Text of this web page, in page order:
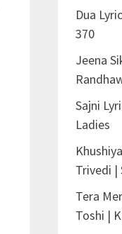
Dua
370
Jeena
Sajni
Ladies
Trivedi |
Tera
Toshi |